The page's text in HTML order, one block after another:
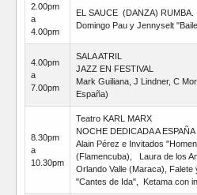
2.00pm
a
4.00pm
EL SAUCE (DANZA) RUMBA.
Domingo Pau y Jennyselt
4.00pm
a
7.00pm
SALA ATRIL
JAZZ EN FESTIVAL
Mark Guiliana, J Lindner, C
España)
8.30pm
a
10.30pm
Teatro KARL MARX
NOCHE DEDICADA A ESPAÑA
Alain Pérez e Invitados
(Flamencuba), Laura de los
Orlando Valle (Maraca),
"Cantes de Ida", Ketama con